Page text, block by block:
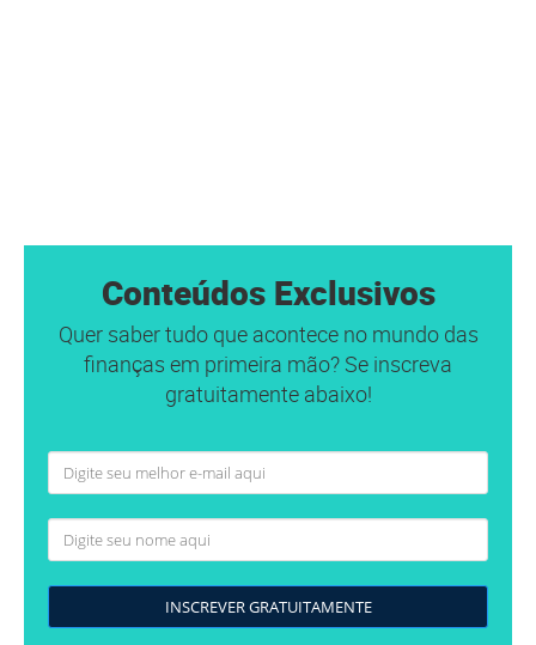
Conteúdos Exclusivos
Quer saber tudo que acontece no mundo das
finanças em primeira mão? Se inscreva
gratuitamente abaixo!
INSCREVER GRATUITAMENTE